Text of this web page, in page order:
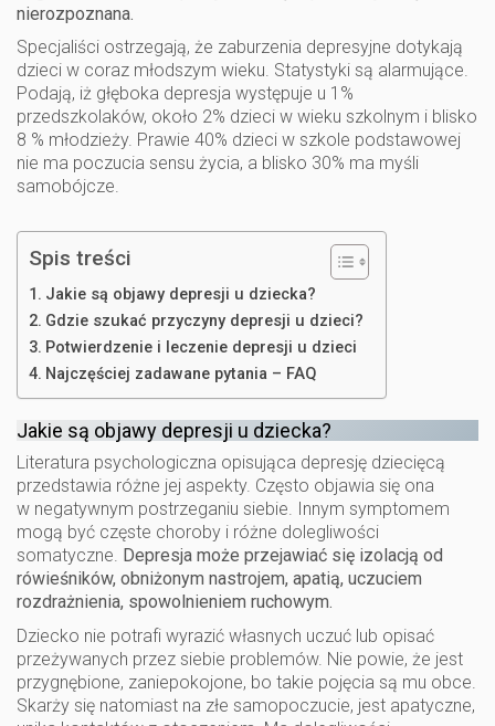
nierozpoznana.
Specjaliści ostrzegają, że zaburzenia depresyjne dotykają
dzieci w coraz młodszym wieku. Statystyki są alarmujące.
Podają, iż głęboka depresja występuje u 1%
przedszkolaków, około 2% dzieci w wieku szkolnym i blisko
8 % młodzieży. Prawie 40% dzieci w szkole podstawowej
nie ma poczucia sensu życia, a blisko 30% ma myśli
samobójcze.
Spis treści
Jakie są objawy depresji u dziecka?
Gdzie szukać przyczyny depresji u dzieci?
Potwierdzenie i leczenie depresji u dzieci
Najczęściej zadawane pytania – FAQ
Jakie są objawy depresji u dziecka?
Literatura psychologiczna opisująca depresję dziecięcą
przedstawia różne jej aspekty. Często objawia się ona
w negatywnym postrzeganiu siebie. Innym symptomem
mogą być częste choroby i różne dolegliwości
somatyczne. Depresja może przejawiać się izolacją od
rówieśników, obniżonym nastrojem, apatią, uczuciem
rozdrażnienia, spowolnieniem ruchowym.
Dziecko nie potrafi wyrazić własnych uczuć lub opisać
przeżywanych przez siebie problemów. Nie powie, że jest
przygnębione, zaniepokojone, bo takie pojęcia są mu obce.
Skarży się natomiast na złe samopoczucie, jest apatyczne,